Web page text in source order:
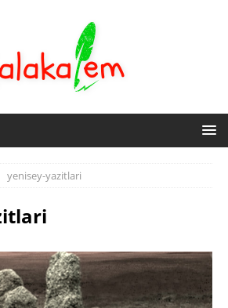
yenisey-yazitlari